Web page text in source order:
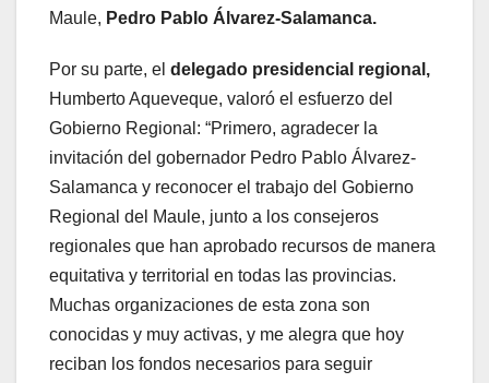
Maule, Pedro Pablo Álvarez-Salamanca.
Por su parte, el delegado presidencial regional ,
Humberto Aqueveque, valoró el esfuerzo del
Gobierno Regional: “Primero, agradecer la
invitación del gobernador Pedro Pablo Álvarez-
Salamanca y reconocer el trabajo del Gobierno
Regional del Maule, junto a los consejeros
regionales que han aprobado recursos de manera
equitativa y territorial en todas las provincias.
Muchas organizaciones de esta zona son
conocidas y muy activas, y me alegra que hoy
reciban los fondos necesarios para seguir